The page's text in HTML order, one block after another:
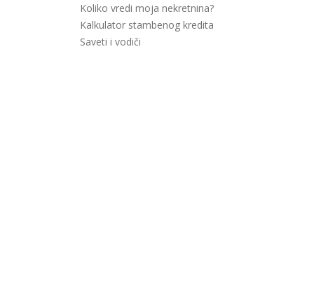
Koliko vredi moja nekretnina?
Kalkulator stambenog kredita
Saveti i vodiči